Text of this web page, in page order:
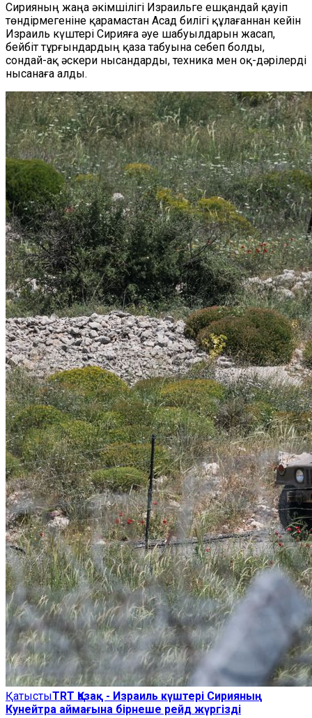
Сирияның жаңа әкімшілігі Израильге ешқандай қауіп
төндірмегеніне қарамастан Асад билігі құлағаннан кейін
Израиль күштері Сирияға әуе шабуылдарын жасап,
бейбіт тұрғындардың қаза табуына себеп болды,
сондай-ақ әскери нысандарды, техника мен оқ-дәрілерді
нысанаға алды.
ҚатыстыTRT Қазақ - Израиль күштері Сирияның
Кунейтра аймағына бірнеше рейд жүргізді